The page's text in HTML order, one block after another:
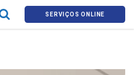
SERVIÇOS ONLINE